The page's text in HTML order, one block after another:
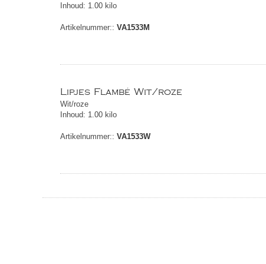
Inhoud: 1.00 kilo
Artikelnummer:: VA1533M
Lipjes Flambé Wit/roze
Wit/roze
Inhoud: 1.00 kilo
Artikelnummer:: VA1533W